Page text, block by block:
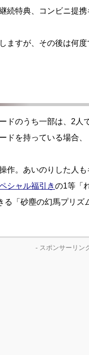
続特典、コンビニ提
ますが、その後は何
ドのうち一部は、2人
ドを持っている場合
作。あいのりした人
シャル福引きの1等「
る「砂塵の幻馬プリズ
- スポンサーリン